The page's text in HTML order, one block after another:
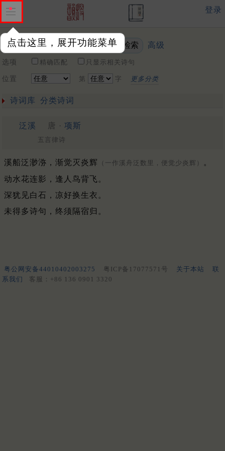
点击这里，展开功能菜单
登录
关键词 高级
选项 精确匹配 只显示相关诗句
位置 第 字 更多分类
诗词库 分类诗词
泛溪 唐 · 项斯
五言律诗
溪船泛渺㳽，渐觉灭炎辉 （一作溪舟泛数里，便觉少炎辉）
。
动水花连影，逢人鸟背飞。
深犹见白石，凉好换生衣。
未得多诗句，终须隔宿归。
粤公网安备44010402003275 粤ICP备17077571号 关于本站
联
系我们
客服：+86 136 0901 3320